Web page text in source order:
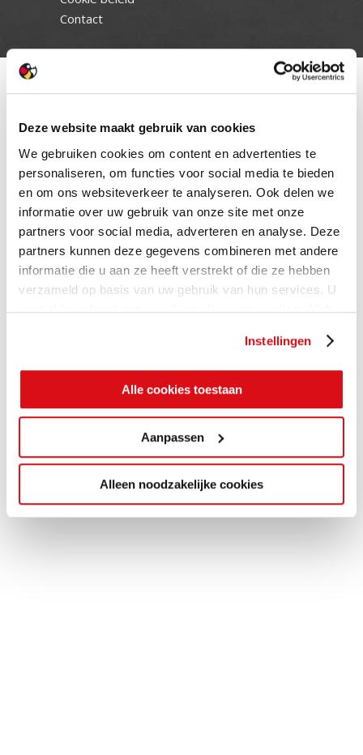
Deze website maakt gebruik van cookies
We gebruiken cookies om content en advertenties te
personaliseren, om functies voor social media te bieden
en om ons websiteverkeer te analyseren. Ook delen we
informatie over uw gebruik van onze site met onze
partners voor social media, adverteren en analyse. Deze
partners kunnen deze gegevens combineren met andere
informatie die u aan ze heeft verstrekt of die ze hebben
verzameld op basis van uw gebruik van hun services. U
gaat akkoord met onze cookies als u onze website blijft
Instellingen
Alle cookies toestaan
Aanpassen
Alleen noodzakelijke cookies
Contact